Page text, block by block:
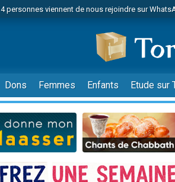
4 personnes viennent de nous rejoindre sur
Odaya vient de donner son Maasser
3 personnes viennent de faire un don pour 5
3 personnes viennent de faire un don pour
13 personnes viennent de demander une
2 personnes viennent de nous rejoindre sur
30 personnes viennent de faire un don pour
Il reste 49 places pour étudier en groupe sur
12 nouvelles musiques dans Torah-Box Music
Dons Femmes Enfants Etude sur